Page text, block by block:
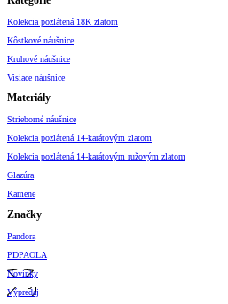
Kolekcia pozlátená 18K zlatom
Kôstkové náušnice
Kruhové náušnice
Visiace náušnice
Materiály
Strieborné náušnice
Kolekcia pozlátená 14-karátovým zlatom
Kolekcia pozlátená 14-karátovým ružovým zlatom
Glazúra
Kamene
Značky
Pandora
PDPAOLA
Novinky
Výpredaj